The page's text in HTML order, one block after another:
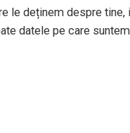
le deținem despre
datele pe care